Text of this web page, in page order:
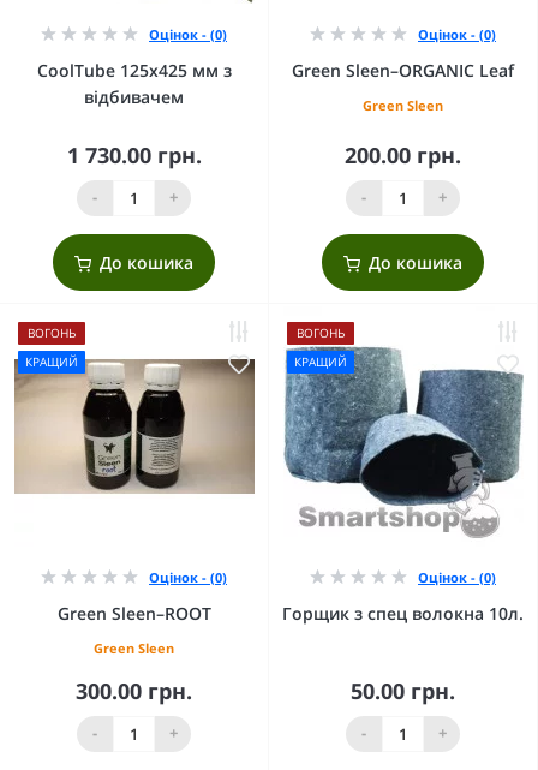
Оцінок - (0)
CoolTube 125х425 мм з
відбивачем
1 730.00 грн.
- +
До кошика
Оцінок - (0)
Green Sleen–ORGANIC Leaf
Green Sleen
200.00 грн.
- +
До кошика
ВОГОНЬ
КРАЩИЙ
Оцінок - (0)
Green Sleen–ROOT
Green Sleen
300.00 грн.
- +
ВОГОНЬ
КРАЩИЙ
Оцінок - (0)
Горщик з спец волокна 10л.
50.00 грн.
- +